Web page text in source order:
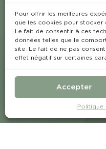
Pour offrir les meilleures
que les cookies pour stocker
Le fait de consentir à ces
données telles que le
site. Le fait de ne pas
effet négatif sur certaines
Accepter
Politique